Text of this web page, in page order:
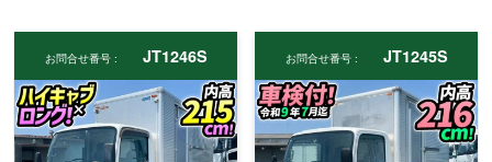
お問合せ番号 : JT1246S お問合せ番号 : JT1245S